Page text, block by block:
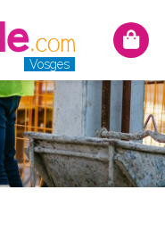
Vosges
Mon